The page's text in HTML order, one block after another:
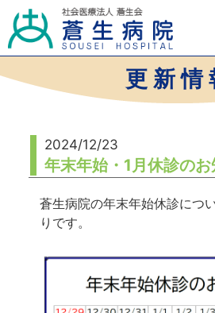
更 新 情
2024/12/23
年末年始・1月休診の
蒼生病院の年末年始休診につ
りです。